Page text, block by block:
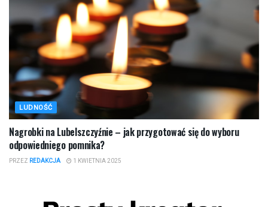
LUDNOŚĆ
Nagrobki na Lubelszczyźnie – jak przygotować się do wyboru
odpowiedniego pomnika?
PRZEZ REDAKCJA 1 KWIETNIA 2025